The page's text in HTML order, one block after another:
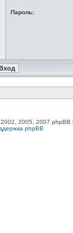
Пароль:
2005, 2007 phpBB
phpBB